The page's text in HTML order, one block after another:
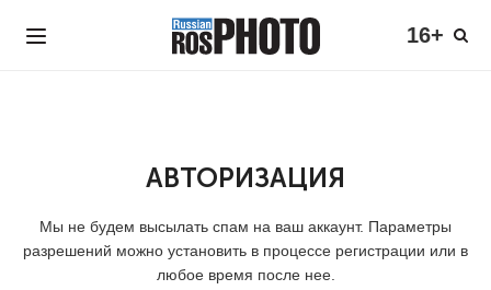
16+
АВТОРИЗАЦИЯ
Мы не будем высылать спам на ваш аккаунт. Параметры
разрешений можно установить в процессе регистрации или в
любое время после нее.